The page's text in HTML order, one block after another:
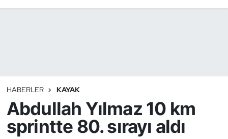
HABERLER KAYAK
Abdullah Yılmaz 10 km
sprintte 80. sırayı aldı
Binicilik
Bisiklet